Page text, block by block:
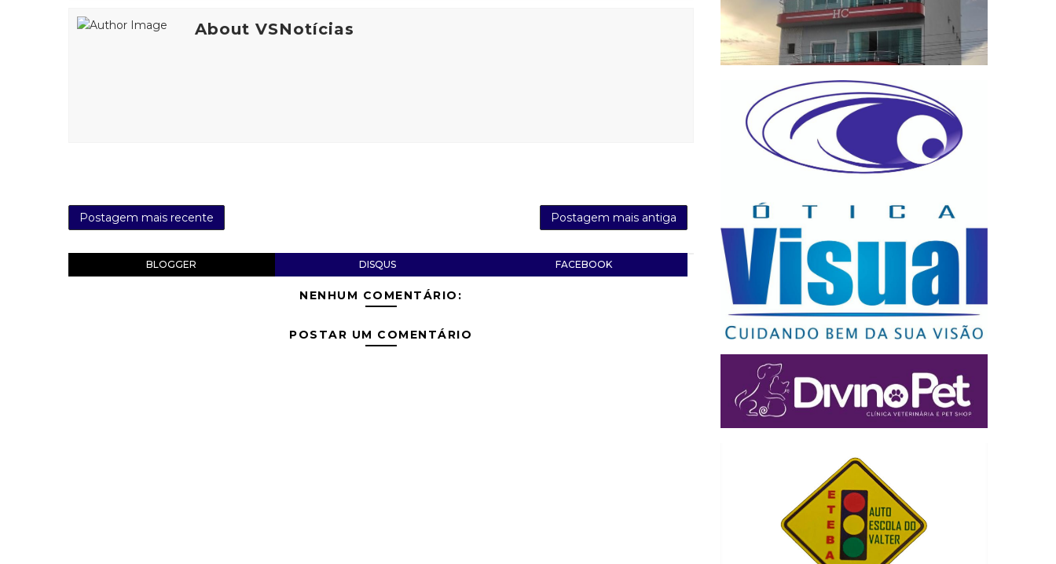
About VSNotícias
Postagem mais recente Postagem mais antiga
BLOGGER DISQUS FACEBOOK
NENHUM COMENTÁRIO:
POSTAR UM COMENTÁRIO